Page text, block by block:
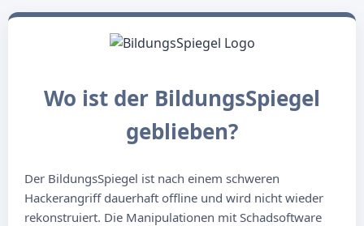
Wo ist der BildungsSpiegel
geblieben?
Der BildungsSpiegel ist nach einem schweren
Hackerangriff dauerhaft offline und wird nicht wieder
rekonstruiert. Die Manipulationen mit Schadsoftware